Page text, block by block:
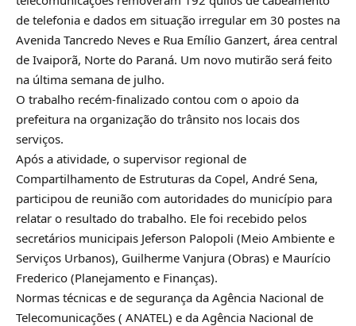
de telefonia e dados em situação irregular em 30 postes na
Avenida Tancredo Neves e Rua Emílio Ganzert, área central
de Ivaiporã, Norte do Paraná. Um novo mutirão será feito
na última semana de julho.
O trabalho recém-finalizado contou com o apoio da
prefeitura na organização do trânsito nos locais dos
serviços.
Após a atividade, o supervisor regional de
Compartilhamento de Estruturas da Copel, André Sena,
participou de reunião com autoridades do município para
relatar o resultado do trabalho. Ele foi recebido pelos
secretários municipais Jeferson Palopoli (Meio Ambiente e
Serviços Urbanos), Guilherme Vanjura (Obras) e Maurício
Frederico (Planejamento e Finanças).
Normas técnicas e de segurança da Agência Nacional de
Telecomunicações ( ANATEL) e da Agência Nacional de